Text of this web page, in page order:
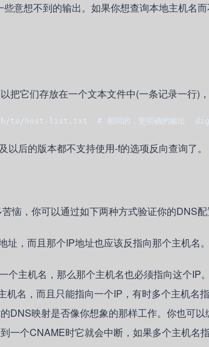
意想不到的输出。如果你想查询本地主机名
把它们存放在一个文本文件中(一条记录一行)
to/host-list.txt  # 相同的，更明确的输出
后的版本都不支持使用-f的选项反向查询了。
恼，你可以通过如下两种方式验证你的DNS配
，而且那个IP地址也应该反指向那个主机名。
个主机名，那么那个主机名也必须指向这个IP
机名，而且只能指向一个IP，有时多个主机名
DNS映射是否像你想象的那样工作。你也可
一个CNAME时它就会中断，如果多个主机名